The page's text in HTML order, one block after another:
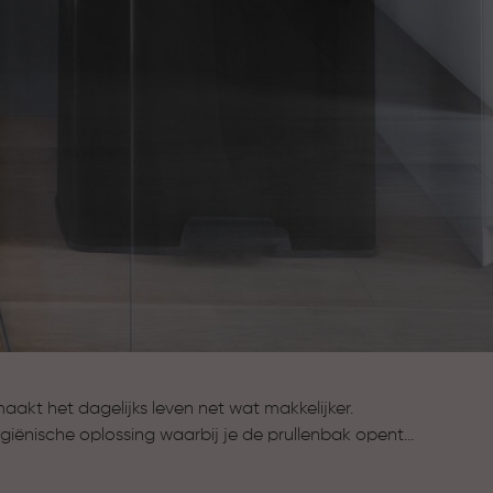
het dagelijks leven net wat makkelijker.
oplossing waarbij je de prullenbak opent
en stijlen, zodat er altijd een pedaalemmer